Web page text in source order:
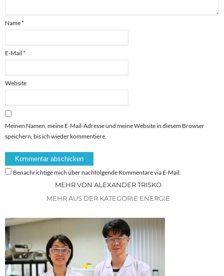
Name*
E-Mail *
Website
Meinen Namen, meine E-Mail-Adresse und meine Website in diesem Browser
speichern, bis ich wieder kommentiere.
Benachrichtige mich über nachfolgende Kommentare via E-Mail.
MEHR VON ALEXANDER TRISKO
MEHR AUS DER KATEGORIE ENERGIE